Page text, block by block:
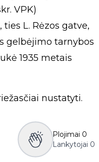
VPK)
L. Rėzos gatve,
gelbėjimo tarnybos
1935 metais
nustatyti.
Plojimai 0
Lankytojai 0